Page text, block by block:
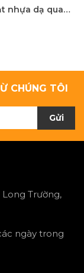
50 gam hạt nhựa dạ quang tròn đủ size 4mm, 5mm, 6mm, 8mm, 10mm, 12mm, 14mm, 16mm ,18mm , 10mm, 22mm, 25mm
CHÚNG TÔI
Gửi
Long Trường,
ngày trong